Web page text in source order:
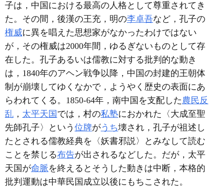
子は，中国における最高の人格として尊重されてき
た。その間，後漢の王充，明の李卓吾など，孔子の
権威に異を唱えた思想家がなかったわけではない
が，その権威は2000年間，ゆるぎないものとして存
在した。孔子あるいは儒教に対する批判的な動き
は，1840年のアヘン戦争以降，中国の封建的王朝体
制が崩壊してゆくなかで，ようやく歴史の表面にあ
らわれてくる。1850-64年，南中国を支配した農民反
乱 ， 太平天国 では，村の私塾におかれた〈大成至聖
先師孔子〉という 位牌がうち壊され，孔子が祖述し
たとされる儒教経典を〈妖書邪説〉とみなして読む
ことを禁じる布告が出されるなどした。だが，太平
天国が命脈を終えるとそうした動きは中断，本格的
批判運動は中華民国成立以後にもちこされた。